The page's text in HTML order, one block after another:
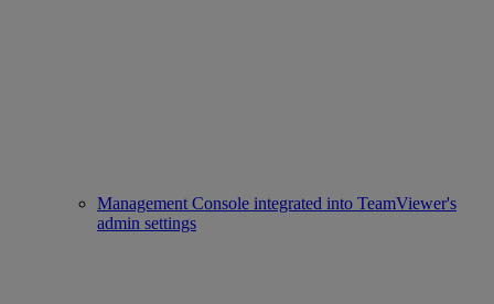
Management Console integrated into TeamViewer's
admin settings